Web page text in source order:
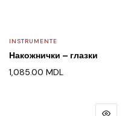
INSTRUMENTE
Накожнички – глазки
1,085.00 MDL